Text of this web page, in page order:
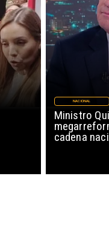
Ministro
cadena
NACIONAL